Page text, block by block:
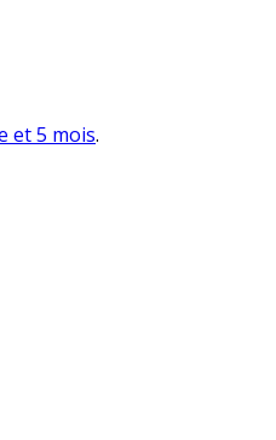
et 5 mois.